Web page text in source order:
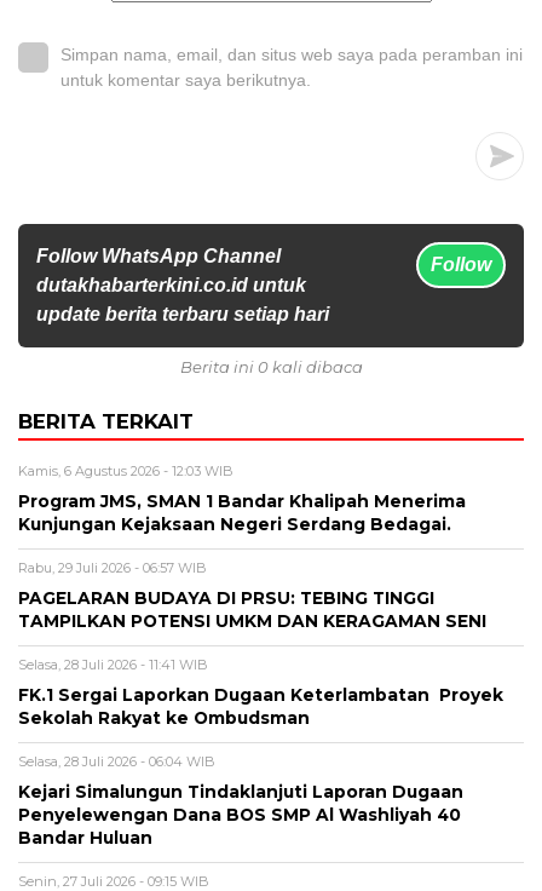
Simpan nama, email, dan situs web saya pada peramban ini
untuk komentar saya berikutnya.
Follow WhatsApp Channel
dutakhabarterkini.co.id untuk
update berita terbaru setiap hari
Follow
Berita ini 0 kali dibaca
BERITA TERKAIT
Kamis, 6 Agustus 2026 - 12:03 WIB
Program JMS, SMAN 1 Bandar Khalipah Menerima
Kunjungan Kejaksaan Negeri Serdang Bedagai.
Rabu, 29 Juli 2026 - 06:57 WIB
PAGELARAN BUDAYA DI PRSU: TEBING TINGGI
TAMPILKAN POTENSI UMKM DAN KERAGAMAN SENI
Selasa, 28 Juli 2026 - 11:41 WIB
FK.1 Sergai Laporkan Dugaan Keterlambatan Proyek
Sekolah Rakyat ke Ombudsman
Selasa, 28 Juli 2026 - 06:04 WIB
Kejari Simalungun Tindaklanjuti Laporan Dugaan
Penyelewengan Dana BOS SMP Al Washliyah 40
Bandar Huluan
Senin, 27 Juli 2026 - 09:15 WIB